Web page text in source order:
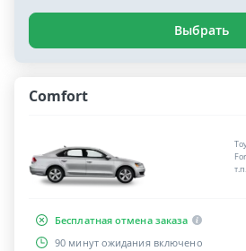
Выбрать
Comfort
т.п.
Бесплатная отмена заказа
90 минут ожидания включено